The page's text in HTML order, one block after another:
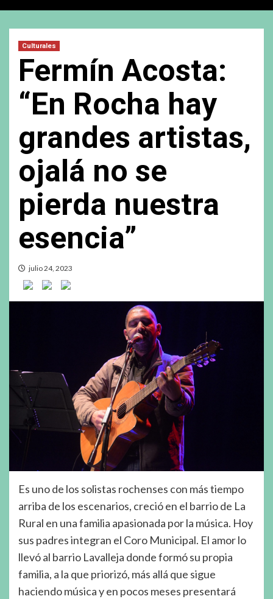
Culturales
Fermín Acosta:
“En Rocha hay
grandes artistas,
ojalá no se
pierda nuestra
esencia”
julio 24, 2023
Es uno de los solistas rochenses con más tiempo
arriba de los escenarios, creció en el barrio de La
Rural en una familia apasionada por la música. Hoy
sus padres integran el Coro Municipal. El amor lo
llevó al barrio Lavalleja donde formó su propia
familia, a la que priorizó, más allá que sigue
haciendo música y en pocos meses presentará